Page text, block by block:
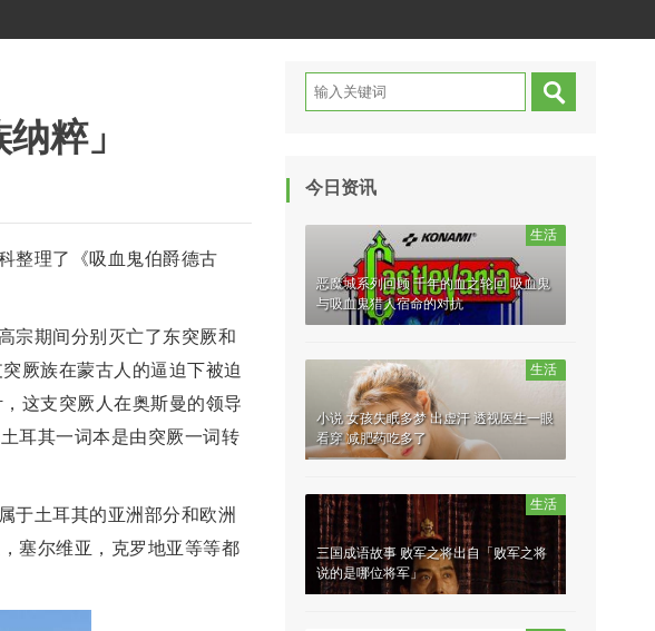
粹」
整理了《吸血鬼伯爵德古
宗期间分别灭亡了东突厥和
厥族在蒙古人的逼迫下被迫
这支突厥人在奥斯曼的领导
耳其一词本是由突厥一词转
于土耳其的亚洲部分和欧洲
塞尔维亚，克罗地亚等等都
今日资讯
生活
恶魔城系列回顾 千年的血之轮回 吸血鬼
与吸血鬼猎人宿命的对抗
生活
小说 女孩失眠多梦 出虚汗 透视医生一眼
看穿 减肥药吃多了
生活
三国成语故事 败军之将出自「败军之将
说的是哪位将军」